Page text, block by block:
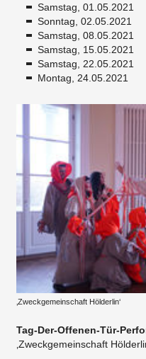
Samstag, 01.05.2021
Sonntag, 02.05.2021
Samstag, 08.05.2021
Samstag, 15.05.2021
Samstag, 22.05.2021
Montag, 24.05.2021
‚Zweckgemeinschaft Hölderlin‘
Tag-Der-Offenen-Tür-
‚Zweckgemeinschaft